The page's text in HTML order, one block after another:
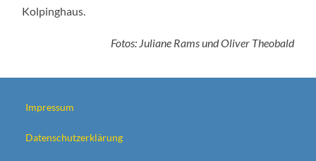
Kolpinghaus.
Fotos: Juliane Rams und Oliver Theobald
Impressum
Datenschutzerklärung